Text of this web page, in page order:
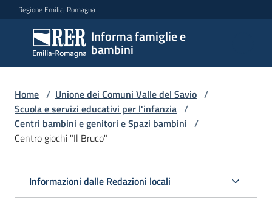
Vai al contenuto
Vai alla navigazione
Vai al footer
Regione Emilia-Romagna
Informa famiglie e
bambini
Informa
famiglie
e
bambini
Argomenti
Servizi
Home / Unione dei Comuni Valle del Savio /
Scuola e servizi educativi per l'infanzia /
Centri bambini e genitori e Spazi bambini /
Centro giochi "Il Bruco"
Informazioni dalle Redazioni locali